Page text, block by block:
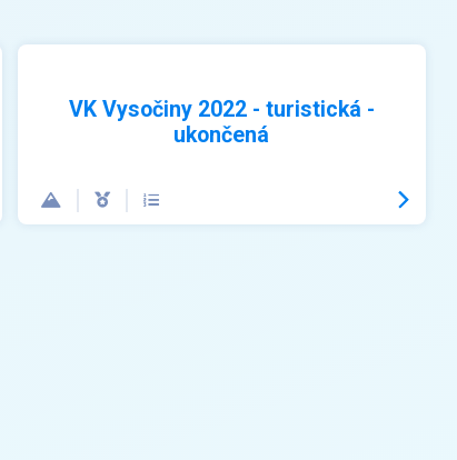
VK Vysočiny 2022 - turistická -
ukončená